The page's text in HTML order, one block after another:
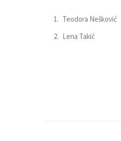
Teodora Nešković
Lena Takić